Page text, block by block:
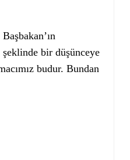
bir düşünceye
budur. Bundan